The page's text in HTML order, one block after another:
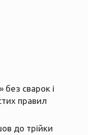
без сварок і
правил
до трійки